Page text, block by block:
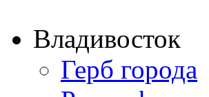
Владивосток
Герб города